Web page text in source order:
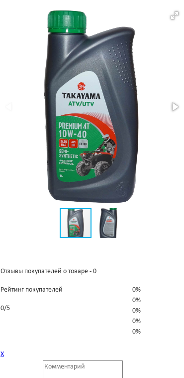
Отзывы покупателей о товаре - 0
Рейтинг покупателей
0/5
0%
0%
0%
0%
0%
Х